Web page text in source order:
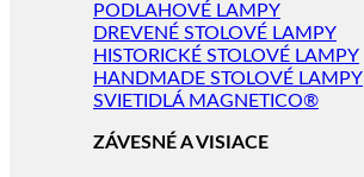
PODLAHOVÉ LAMPY
DREVENÉ STOLOVÉ LAMPY
HISTORICKÉ STOLOVÉ LAMPY
HANDMADE STOLOVÉ LAMPY
SVIETIDLÁ MAGNETICO®
ZÁVESNÉ A VISIACE